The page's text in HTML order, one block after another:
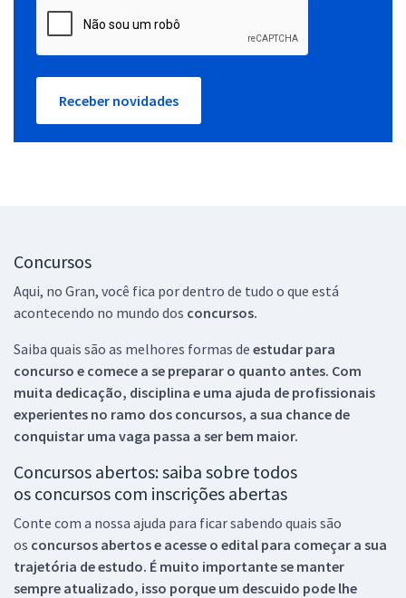
Receber novidades
Concursos
Aqui, no Gran, você fica por dentro de tudo o que está
acontecendo no mundo dos concursos.
Saiba quais são as melhores formas de estudar para
concurso e comece a se preparar o quanto antes. Com
muita dedicação, disciplina e uma ajuda de profissionais
experientes no ramo dos concursos, a sua chance de
conquistar uma vaga passa a ser bem maior.
Concursos abertos: saiba sobre todos
os concursos com inscrições abertas
Conte com a nossa ajuda para ficar sabendo quais são
os concursos abertos e acesse o edital para começar a sua
trajetória de estudo. É muito importante se manter
sempre atualizado, isso porque um descuido pode lhe